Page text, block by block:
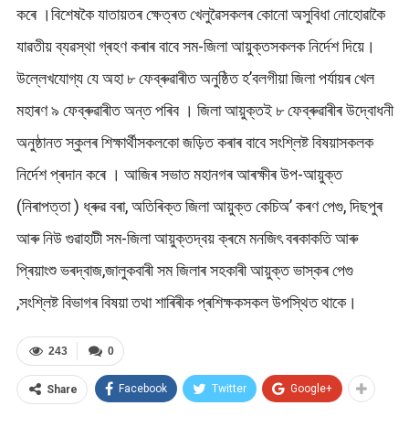
কৰে ।বিশেষকৈ যাতায়তৰ ক্ষেত্ৰত খেলুৱৈসকলৰ কোনো অসুবিধা নোহোৱাকৈ
যাৱতীয় ব্যৱস্থা গ্ৰহণ কৰাৰ বাবে সম-জিলা আয়ুক্তসকলক নিৰ্দেশ দিয়ে।
উল্লেখযোগ্য যে অহা ৮ ফেব্ৰুৱাৰীত অনুষ্ঠিত হ’বলগীয়া জিলা পৰ্যায়ৰ খেল
মহাৰণ ৯ ফেব্ৰুৱাৰীত অন্ত পৰিব । জিলা আয়ুক্তই ৮ ফেব্ৰুৱাৰীৰ উদ্বোধনী
অনুষ্ঠানত স্কুলৰ শিক্ষাৰ্থীসকলকো জড়িত কৰাৰ বাবে সংশ্লিষ্ট বিষয়াসকলক
নিৰ্দেশ প্ৰদান কৰে । আজিৰ সভাত মহানগৰ আৰক্ষীৰ উপ-আয়ুক্ত
(নিৰাপত্তা ) ধ্ৰুৱ বৰা, অতিৰিক্ত জিলা আয়ুক্ত কেচিঅ’ কৰণ পেগু, দিছপুৰ
আৰু নিউ গুৱাহাটী সম-জিলা আয়ুক্তদ্বয় ক্ৰমে মনজিৎ বৰকাকতি আৰু
প্ৰিয়াংশু ভৰদ্বাজ,জালুকবাৰী সম জিলাৰ সহকাৰী আয়ুক্ত ভাস্কৰ পেগু
,সংশ্লিষ্ট বিভাগৰ বিষয়া তথা শাৰিৰীক প্ৰশিক্ষকসকল উপস্থিত থাকে।
0
243
Share Facebook Twitter Google+